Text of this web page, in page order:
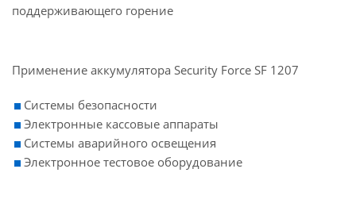
поддерживающего горение
Применение аккумулятора Security Force SF 1207
Системы безопасности
Электронные кассовые аппараты
Системы аварийного освещения
Электронное тестовое оборудование